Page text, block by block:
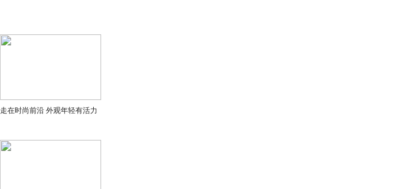
走在时尚前沿 外观年轻有活力